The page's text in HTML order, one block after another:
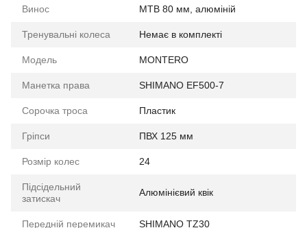
Винос МТВ 80 мм, алюміній
Тренувальні колеса Немає в комплекті
Мoдель MONTERO
Манетка права SHIMANO EF500-7
Сорочка троса Пластик
Гріпси ПВХ 125 мм
Розмір колес 24
Підсідельний
затискач
Алюмінієвий квік
Передній перемикач SHIMANO TZ30